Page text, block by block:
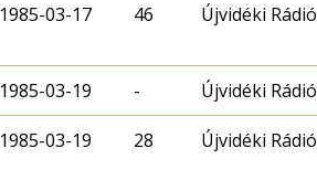
1985-03-17 46 Újvidéki Rádió
1985-03-19 - Újvidéki Rádió
1985-03-19 28 Újvidéki Rádió